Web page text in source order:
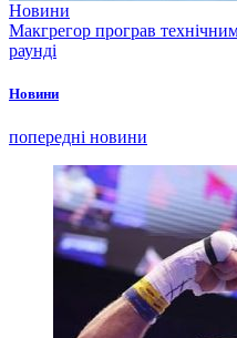
Новини
Макгрегор програв
раунді
Новини
попередні новини